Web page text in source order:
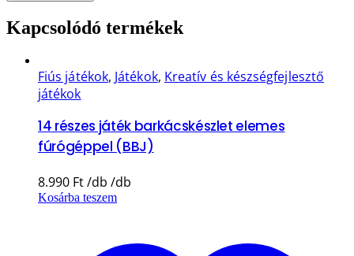
Kapcsolódó termékek
Fiús játékok, Játékok, Kreatív és készségfejlesztő
játékok
14 részes játék barkácskészlet elemes
fúrógéppel (BBJ)
8.990 Ft
Kosárba teszem